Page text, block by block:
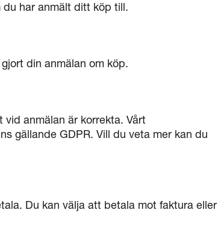
har anmält ditt köp till.
din anmälan om köp.
anmälan är korrekta. Vårt
gällande GDPR. Vill du veta mer kan du
Du kan välja att betala mot faktura eller